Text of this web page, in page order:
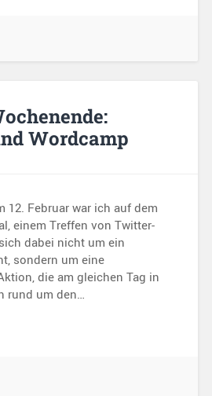
Wordcamp
12. Februar war ich auf dem
einem Treffen von Twitter-
dabei nicht um ein
sondern um eine
die am gleichen Tag in
rund um den…